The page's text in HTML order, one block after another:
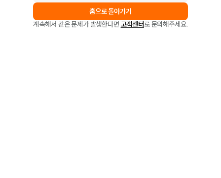
홈으로 돌아가기
계속해서 같은 문제가 발생한다면 고객센터로 문의해주세요.